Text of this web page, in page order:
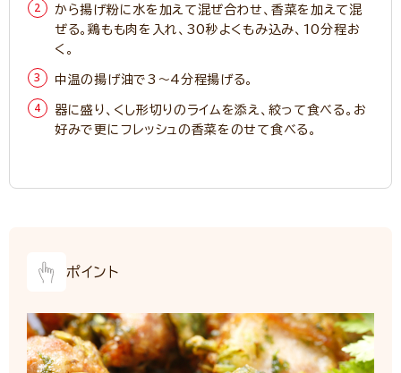
から揚げ粉に水を加えて混ぜ合わせ、香菜を加えて混
ぜる。鶏もも肉を入れ、30秒よくもみ込み、10分程お
く。
中温の揚げ油で3～4分程揚げる。
器に盛り、くし形切りのライムを添え、絞って食べる。お
好みで更にフレッシュの香菜をのせて食べる。
ポイント